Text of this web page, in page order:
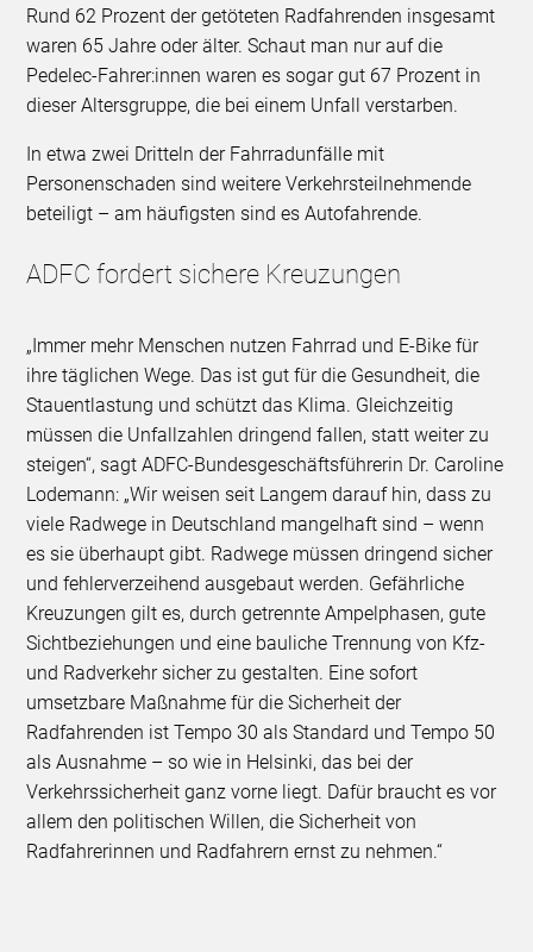
Rund 62 Prozent der getöteten Radfahrenden insgesamt
waren 65 Jahre oder älter. Schaut man nur auf die
Pedelec-Fahrer:innen waren es sogar gut 67 Prozent in
dieser Altersgruppe, die bei einem Unfall verstarben.
In etwa zwei Dritteln der Fahrradunfälle mit
Personenschaden sind weitere Verkehrsteilnehmende
beteiligt – am häufigsten sind es Autofahrende.
ADFC fordert sichere Kreuzungen
„Immer mehr Menschen nutzen Fahrrad und E-Bike für
ihre täglichen Wege. Das ist gut für die Gesundheit, die
Stauentlastung und schützt das Klima. Gleichzeitig
müssen die Unfallzahlen dringend fallen, statt weiter zu
steigen“, sagt ADFC-Bundesgeschäftsführerin Dr. Caroline
Lodemann: „Wir weisen seit Langem darauf hin, dass zu
viele Radwege in Deutschland mangelhaft sind – wenn
es sie überhaupt gibt. Radwege müssen dringend sicher
und fehlerverzeihend ausgebaut werden. Gefährliche
Kreuzungen gilt es, durch getrennte Ampelphasen, gute
Sichtbeziehungen und eine bauliche Trennung von Kfz-
und Radverkehr sicher zu gestalten. Eine sofort
umsetzbare Maßnahme für die Sicherheit der
Radfahrenden ist Tempo 30 als Standard und Tempo 50
als Ausnahme – so wie in Helsinki, das bei der
Verkehrssicherheit ganz vorne liegt. Dafür braucht es vor
allem den politischen Willen, die Sicherheit von
Radfahrerinnen und Radfahrern ernst zu nehmen.“